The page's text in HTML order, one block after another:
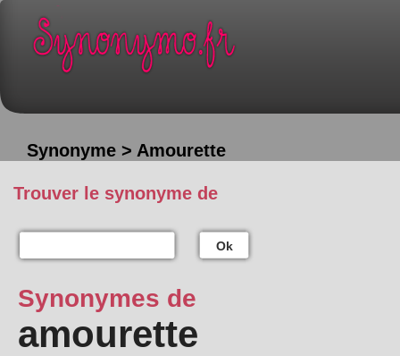
Synonyme > Amourette
Trouver le synonyme de
Ok
Synonymes de
amourette